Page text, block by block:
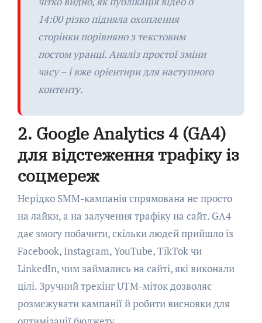
14:00 різко підняла охоплення
сторінки порівняно з текстовим
постом уранці. Аналіз простої зміни
часу – і вже орієнтири для наступного
контенту.
2. Google Analytics 4 (GA4)
для відстеження трафіку із
соцмереж
Нерідко SMM-кампанія спрямована не просто
на лайки, а на залучення трафіку на сайт. GA4
дає змогу побачити, скільки людей прийшло із
Facebook, Instagram, YouTube, TikTok чи
LinkedIn, чим займались на сайті, які виконали
цілі. Зручний трекінг UTM-міток дозволяє
розмежувати кампанії й робити висновки для